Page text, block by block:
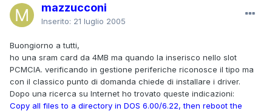
mazzucconi
Inserito: 21 luglio 2005
Buongiorno a tutti,
ho una sram card da 4MB ma quando la inserisco nello slot
PCMCIA. verificando in gestione periferiche riconosce il tipo ma
con il classico punto di domanda chiede di installare i driver.
Dopo una ricerca su Internet ho trovato queste indicazioni:
Copy all files to a directory in DOS 6.00/6.22, then reboot the